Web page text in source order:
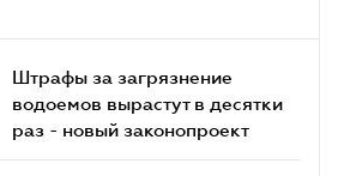
Штрафы за загрязнение
водоемов вырастут в десятки
раз - новый законопроект